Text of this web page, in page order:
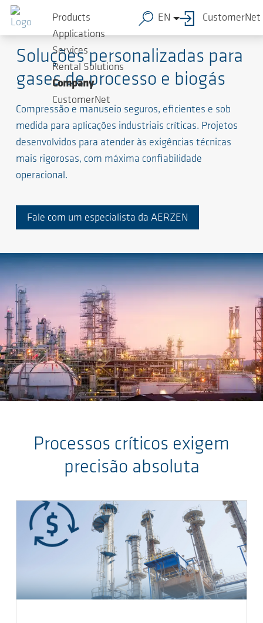
Soluções de alto nível para processos exigentes
Soluções personalizadas para
gases de processo e biogás
Compressão e manuseio seguros, eficientes e sob
medida para aplicações industriais críticas. Projetos
desenvolvidos para atender às exigências técnicas
mais rigorosas, com máxima confiabilidade
operacional.
Fale com um especialista da AERZEN
Products
Applications
Services
Rental Solutions
Company
CustomerNet
EN CustomerNet
Processos críticos exigem
precisão absoluta